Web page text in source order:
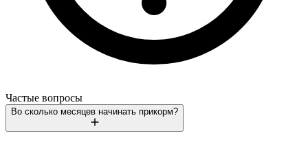
Частые вопросы
Во сколько месяцев начинать прикорм?